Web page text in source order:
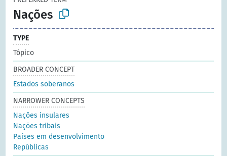
Nações
TYPE
Tópico
BROADER CONCEPT
Estados soberanos
NARROWER CONCEPTS
Nações insulares
Nações tribais
Países em desenvolvimento
Repúblicas